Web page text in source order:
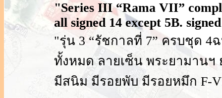
"Series III “Rama VII”
all signed 14 except 5B.
"รุ่น 3 “รัชกาลที่ 7” ครบชุด 4
ทั้งหมด ลายเซ็น พระยามานฯ
มีสนิม มีรอยพับ มีรอยหมึก F-